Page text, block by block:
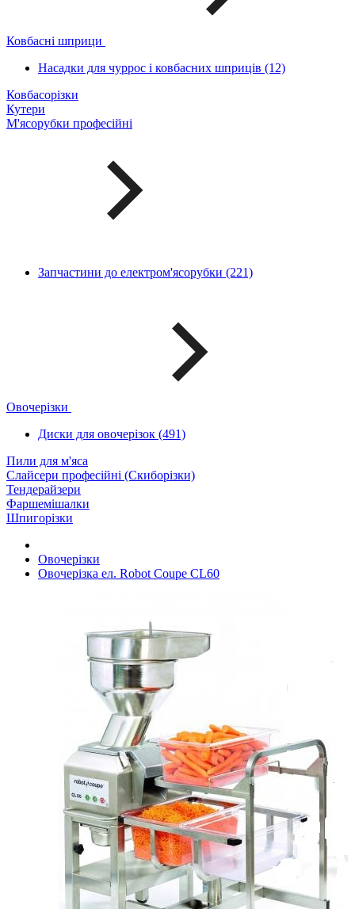
Ковбасні шприци
Насадки для чуррос і ковбасних шприців (12)
Ковбасорізки
Кутери
М'ясорубки професійні
Запчастини до електром'ясорубки (221)
Овочерізки
Диски для овочерізок (491)
Пили для м'яса
Слайсери професійні (Скиборізки)
Тендерайзери
Фаршемішалки
Шпигорізки
Овочерізки
Овочерізка ел. Robot Coupe CL60